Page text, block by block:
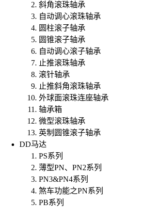
斜角滚珠轴承
自动调心滚珠轴承
圆柱滚子轴承
圆锥滚子轴承
自动调心滚子轴承
止推滚珠轴承
滚针轴承
止推斜角滚珠轴承
外球面滚珠连座轴承
轴承箱
微型滚珠轴承
英制圆锥滚子轴承
DD马达
PS系列
薄型PN、PN2系列
PN3&PN4系列
煞车功能之PN系列
PB系列